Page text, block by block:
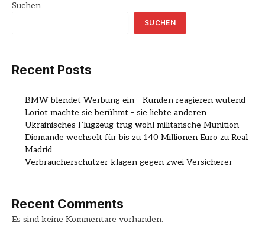
Suchen
SUCHEN
Recent Posts
BMW blendet Werbung ein – Kunden reagieren wütend
Loriot machte sie berühmt – sie liebte anderen
Ukrainisches Flugzeug trug wohl militärische Munition
Diomande wechselt für bis zu 140 Millionen Euro zu Real
Madrid
Verbraucherschützer klagen gegen zwei Versicherer
Recent Comments
Es sind keine Kommentare vorhanden.